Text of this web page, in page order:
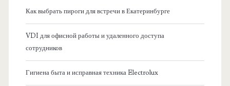
Как выбрать пироги для встречи в Екатеринбурге
VDI для офисной работы и удаленного доступа
сотрудников
Гигиена быта и исправная техника Electrolux